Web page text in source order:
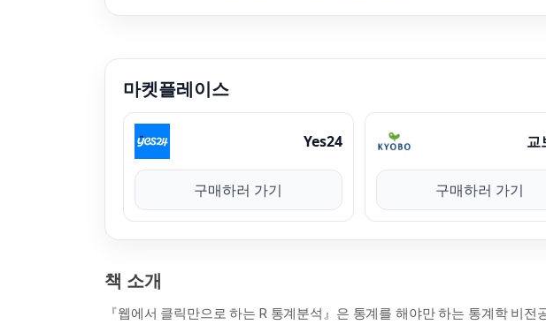
마켓플레이스
Yes24
구매하러 가기
교
구매하러 가기
책 소개
『웹에서 클릭만으로 하는 R 통계분석』은 통계를 해야만 하는 통계학 비